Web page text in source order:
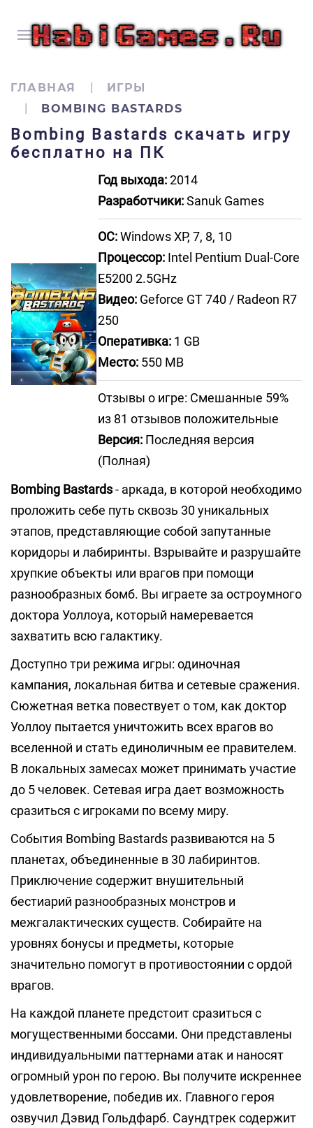
ГЛАВНАЯ
ИГРЫ
BOMBING BASTARDS
Bombing Bastards скачать игру
бесплатно на ПК
Год выхода:2014
Разработчики:Sanuk Games
ОС:Windows XP, 7, 8, 10
Процессор: Intel Pentium Dual-Core
E5200 2.5GHz
Видео: Geforce GT 740 / Radeon R7
250
Оперативка: 1 GB
Место: 550 MB
Отзывы о игре: Смешанные 59%
из 81 отзывов положительные
Версия: Последняя версия
(Полная)
Bombing Bastards- аркада, в которой необходимо
проложить себе путь сквозь 30 уникальных
этапов, представляющие собой запутанные
коридоры и лабиринты. Взрывайте и разрушайте
хрупкие объекты или врагов при помощи
разнообразных бомб. Вы играете за остроумного
доктора Уоллоуа, который намеревается
захватить всю галактику.
Доступно три режима игры: одиночная
кампания, локальная битва и сетевые сражения.
Сюжетная ветка повествует о том, как доктор
Уоллоу пытается уничтожить всех врагов во
вселенной и стать единоличным ее правителем.
В локальных замесах может принимать участие
до 5 человек. Сетевая игра дает возможность
сразиться с игроками по всему миру.
События Bombing Bastards развиваются на 5
планетах, объединенные в 30 лабиринтов.
Приключение содержит внушительный
бестиарий разнообразных монстров и
межгалактических существ. Собирайте на
уровнях бонусы и предметы, которые
значительно помогут в противостоянии с ордой
врагов.
На каждой планете предстоит сразиться с
могущественными боссами. Они представлены
индивидуальными паттернами атак и наносят
огромный урон по герою. Вы получите искреннее
удовлетворение, победив их. Главного героя
озвучил Дэвид Гольдфарб. Саундтрек содержит